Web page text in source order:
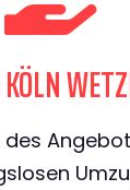
des